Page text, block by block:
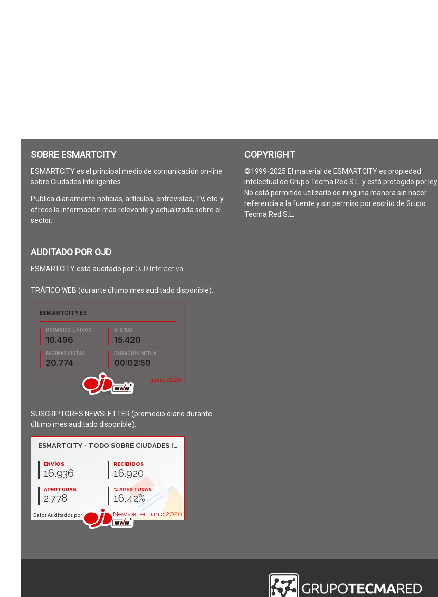
SOBRE ESMARTCITY
ESMARTCITY es el principal medio de comunicación on-line
sobre Ciudades Inteligentes.
Publica diariamente noticias, artículos, entrevistas, TV, etc. y
ofrece la información más relevante y actualizada sobre el
sector.
AUDITADO POR OJD
ESMARTCITY está auditado por OJD Interactiva
TRÁFICO WEB (durante último mes auditado disponible):
SUSCRIPTORES NEWSLETTER (promedio diario durante
último mes auditado disponible):
COPYRIGHT
©1999-2025 El material de ESMARTCITY es propiedad
intelectual de Grupo Tecma Red S.L. y está protegido por ley.
No está permitido utilizarlo de ninguna manera sin hacer
referencia a la fuente y sin permiso por escrito de Grupo
Tecma Red S.L.